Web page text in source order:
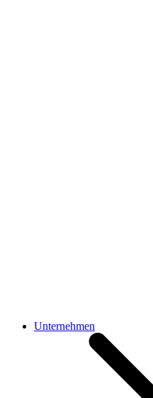
Unternehmen